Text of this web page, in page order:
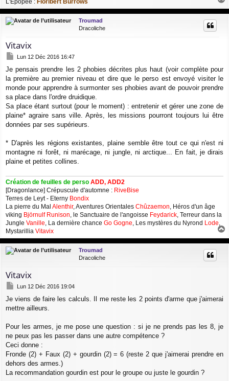
u
Troumad
Dracoliche
Vitavix
M
s
s
a
e
Lun 12 Déc 2016 16:47
Je pensais prendre les 2 phobies décrites plus haut (voir complète pour
la première au premier niveau et dire que le perso est envoyé visiter le
monde pour apprendre à surmonter ses phobies avant de pouvoir prendre
sa place dans l'ordre druidique.
Sa place étant surtout (pour le moment) : entretenir et gérer une zone de
plaine* agraire sans ville. Après, les missions pourront toujours lui être
données par ses supérieurs.
* D'après les régions existantes, plaine semble être tout ce qui n'est ni
montagne ni forêt, ni marécage, ni jungle, ni arctique... En fait, je dirais
plaine et petites collines.
Création de feuilles de perso ADD, ADD2
[Dragonlance] Crépuscule d'automne : RiveBise
Terres de Leyt - Eterny Bondix
La pierre du Mal Alenthir, Aventures Orientales Chûzaemon , Héros d'un âge
viking Björnulf Runison , le Sanctuaire de l'angoisse Feydarick , Terreur dans la
Jungle Vanille , La dernière chance Go Gogne , Les mystères du Nyrond Lode
Mystarillia Vitavix
u
Troumad
Dracoliche
Vitavix
M
s
s
e
Lun 12 Déc 2016 19:04
Je viens de faire les calculs. Il me reste les 2 points d'arme que j'aimerai
mettre ailleurs.
Pour les armes, je me pose une question : si je ne prends pas les 8, je
ne peux pas les passer dans une autre compétence ?
Ceci donne :
Fronde (2) + Faux (2) + gourdin (2) = 6 (reste 2 que j'aimerai prendre en
dehors des armes.)
La recommandation gourdin est pour le groupe ou juste le gourdin ?